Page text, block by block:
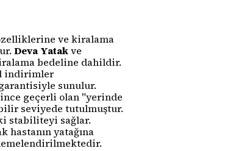
ve kiralama
Deva Yatakve
bedeline dahildir.
indirimler
sunulur.
geçerli olan "yerinde
seviyede tutulmuştur.
stabiliteyi sağlar.
hastanın yatağına